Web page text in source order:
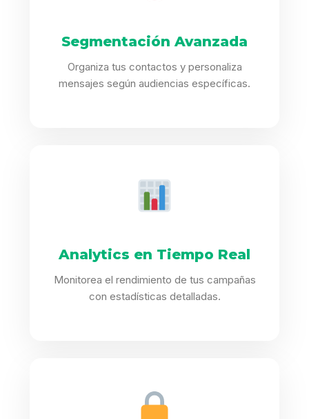
Segmentación Avanzada
Organiza tus contactos y personaliza
mensajes según audiencias específicas.
Analytics en Tiempo Real
Monitorea el rendimiento de tus campañas
con estadísticas detalladas.